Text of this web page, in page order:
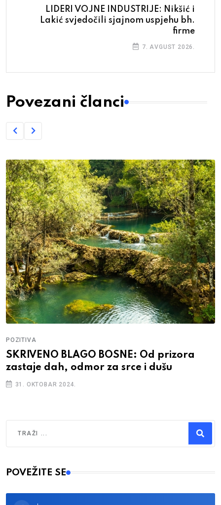
LIDERI VOJNE INDUSTRIJE: Nikšić i
Lakić svjedočili sjajnom uspjehu bh.
firme
7. AVGUST 2026.
Povezani članci
POZITIVA
SKRIVENO BLAGO BOSNE: Od prizora
zastaje dah, odmor za srce i dušu
31. OKTOBAR 2024.
Type 2 or more characters for results.
POVEŽITE SE